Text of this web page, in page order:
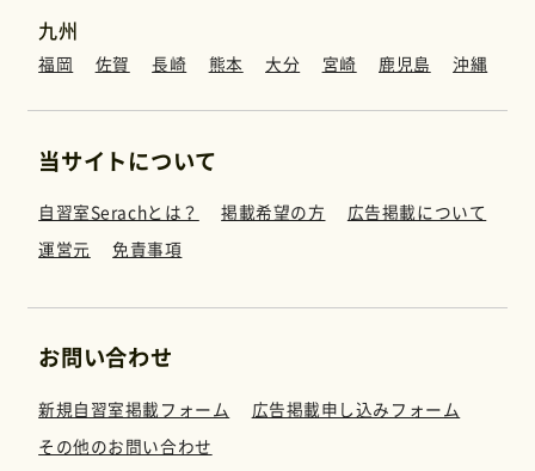
九州
福岡 佐賀 長崎 熊本 大分 宮崎 鹿児島 沖縄
当サイトについて
自習室Serachとは？ 掲載希望の方
広告掲載について
運営元
免責事項
お問い合わせ
新規自習室掲載フォーム
広告掲載申し込みフォーム
その他のお問い合わせ